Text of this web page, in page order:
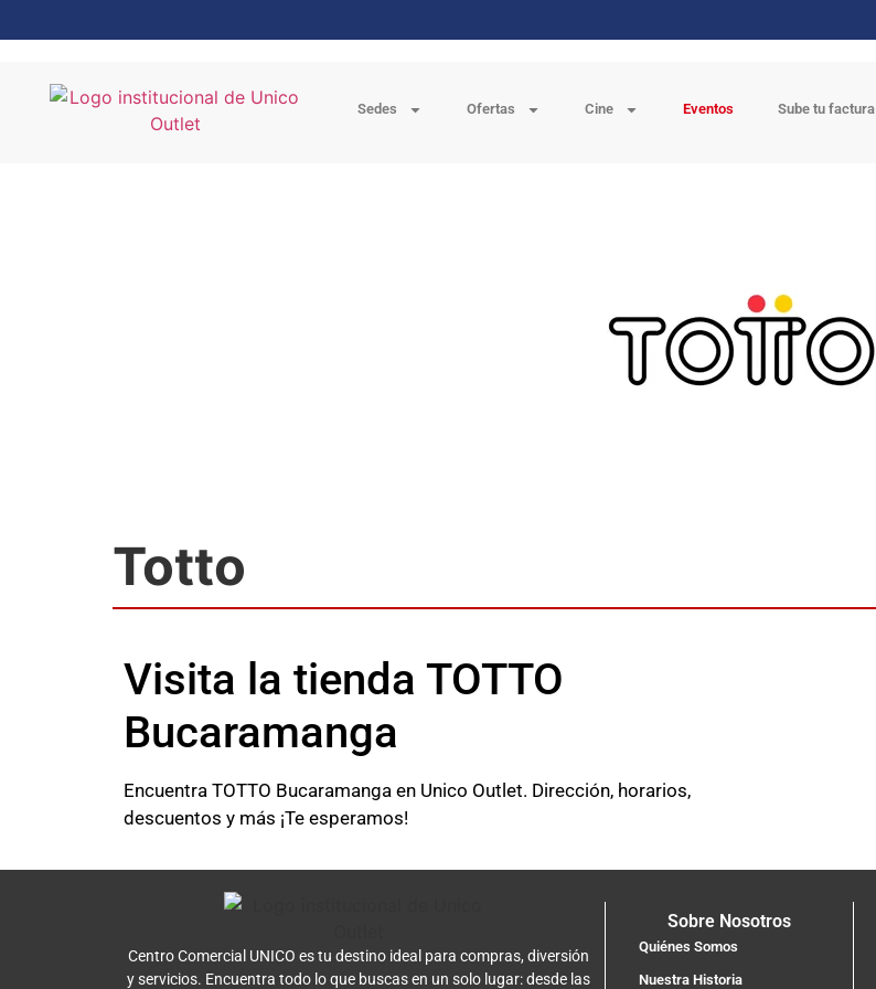
Sedes Ofertas Cine Eventos Sube tu factura
Totto
Visita la tienda TOTTO
Bucaramanga
Encuentra TOTTO Bucaramanga en Unico Outlet. Dirección, horarios,
descuentos y más ¡Te esperamos!
Centro Comercial UNICO es tu destino ideal para compras, diversión
y servicios. Encuentra todo lo que buscas en un solo lugar: desde las
Sobre Nosotros
Quiénes Somos
Nuestra Historia